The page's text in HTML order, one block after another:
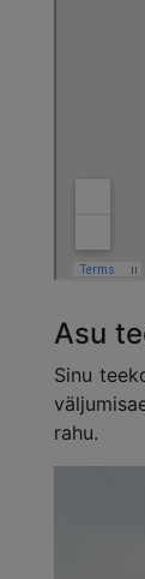
Asu
Sinu
rahu.